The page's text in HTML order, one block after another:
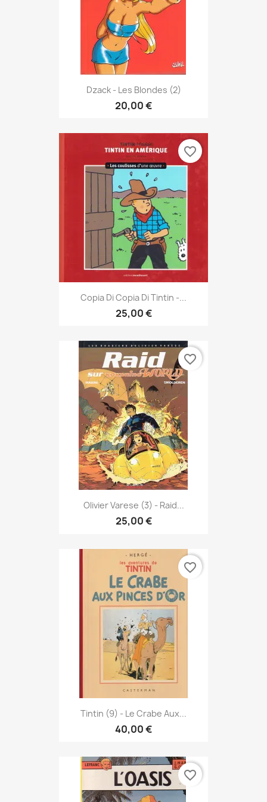
Dzack - Les Blondes (2)
20,00 €
Copia Di Copia Di Tintin -...
25,00 €
favorite_border
Olivier Varese (3) - Raid...
25,00 €
favorite_border
Tintin (9) - Le Crabe Aux...
40,00 €
favorite_border
favorite_border